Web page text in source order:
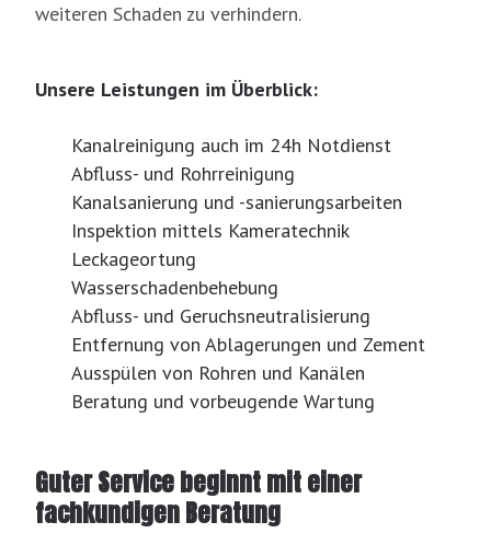
weiteren Schaden zu verhindern.
Unsere Leistungen im Überblick:
Kanalreinigung auch im 24h Notdienst
Abfluss- und Rohrreinigung
Kanalsanierung und -sanierungsarbeiten
Inspektion mittels Kameratechnik
Leckageortung
Wasserschadenbehebung
Abfluss- und Geruchsneutralisierung
Entfernung von Ablagerungen und Zement
Ausspülen von Rohren und Kanälen
Beratung und vorbeugende Wartung
Guter Service beginnt mit einer
fachkundigen Beratung